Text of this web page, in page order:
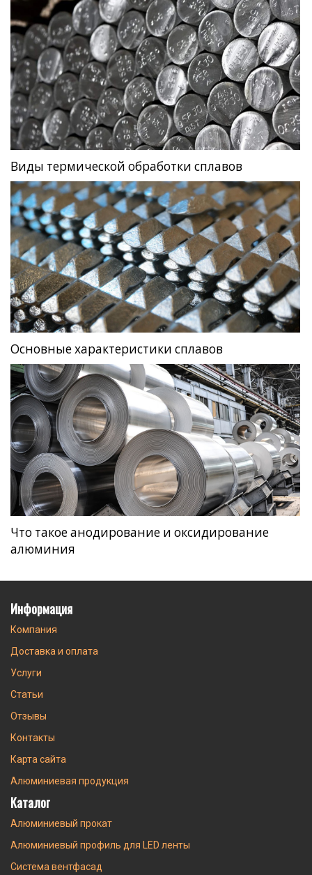
Виды термической обработки сплавов
Основные характеристики сплавов
Что такое анодирование и оксидирование
алюминия
Информация
Компания
Доставка и оплата
Услуги
Статьи
Отзывы
Контакты
Карта сайта
Алюминиевая продукция
Каталог
Алюминиевый прокат
Алюминиевый профиль для LED ленты
Система вентфасад